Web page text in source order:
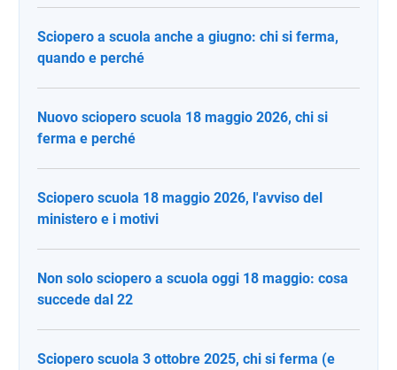
Sciopero a scuola anche a giugno: chi si ferma,
quando e perché
Nuovo sciopero scuola 18 maggio 2026, chi si
ferma e perché
Sciopero scuola 18 maggio 2026, l'avviso del
ministero e i motivi
Non solo sciopero a scuola oggi 18 maggio: cosa
succede dal 22
Sciopero scuola 3 ottobre 2025, chi si ferma (e